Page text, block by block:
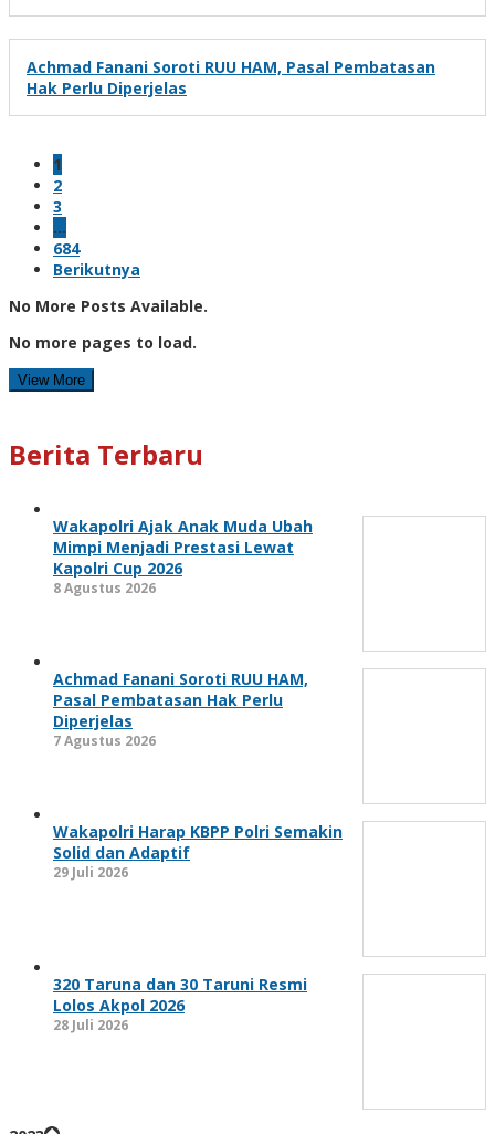
Achmad Fanani Soroti RUU HAM, Pasal Pembatasan
Hak Perlu Diperjelas
1
2
3
…
684
Berikutnya
No More Posts Available.
No more pages to load.
View More
Berita Terbaru
Wakapolri Ajak Anak Muda Ubah
Mimpi Menjadi Prestasi Lewat
Kapolri Cup 2026
8 Agustus 2026
Achmad Fanani Soroti RUU HAM,
Pasal Pembatasan Hak Perlu
Diperjelas
7 Agustus 2026
Wakapolri Harap KBPP Polri Semakin
Solid dan Adaptif
29 Juli 2026
320 Taruna dan 30 Taruni Resmi
Lolos Akpol 2026
28 Juli 2026